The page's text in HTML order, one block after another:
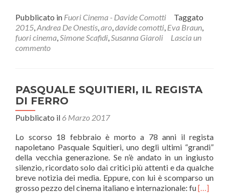
piùEVA
BRAUN
(2015)
Pubblicato in Fuori Cinema - Davide Comotti
Taggato
2015,Andrea De Onestis,aro,davide comotti, Eva Braun,
fuori cinema,Simone Scafidi,Susanna Giaroli
Lascia un
commento
PASQUALE SQUITIERI, IL REGISTA
DI FERRO
Pubblicato il 6 Marzo 2017
Lo scorso 18 febbraio è morto a 78 anni il regista
napoletano Pasquale Squitieri, uno degli ultimi “grandi”
della vecchia generazione. Se n’è andato in un ingiusto
silenzio, ricordato solo dai critici più attenti e da qualche
breve notizia dei media. Eppure, con lui è scomparso un
grosso pezzo del cinema italiano e internazionale: fuLeggi
[…]